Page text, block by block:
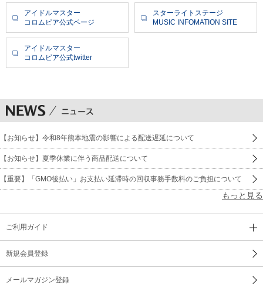
アイドルマスター
コロムビア公式ページ
スターライトステージ
MUSIC INFOMATION SITE
アイドルマスター
コロムビア公式twitter
【お知らせ】令和8年熊本地震の影響による配送遅延について
【お知らせ】夏季休業に伴う商品配送について
【重要】「GMO後払い」お支払い延滞時の回収事務手数料のご負担について
もっと見る
ご利用ガイド
新規会員登録
メールマガジン登録